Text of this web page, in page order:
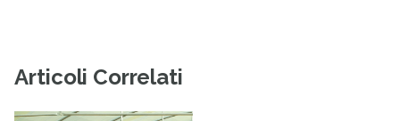
Articoli Correlati